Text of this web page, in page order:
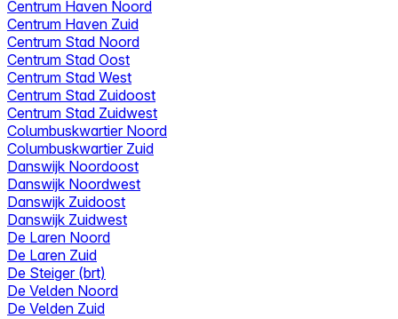
Centrum Haven Noord
Centrum Haven Zuid
Centrum Stad Noord
Centrum Stad Oost
Centrum Stad West
Centrum Stad Zuidoost
Centrum Stad Zuidwest
Columbuskwartier Noord
Columbuskwartier Zuid
Danswijk Noordoost
Danswijk Noordwest
Danswijk Zuidoost
Danswijk Zuidwest
De Laren Noord
De Laren Zuid
De Steiger (brt)
De Velden Noord
De Velden Zuid